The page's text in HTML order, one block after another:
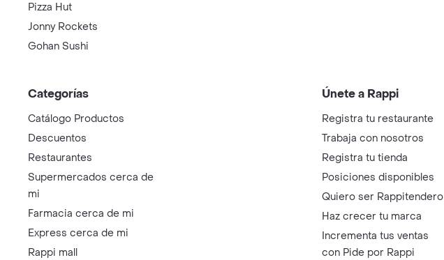
Pizza Hut
Jonny Rockets
Gohan Sushi
Categorías
Catálogo Productos
Descuentos
Restaurantes
Supermercados cerca de
mi
Farmacia cerca de mi
Express cerca de mi
Rappi mall
Únete a Rappi
Registra tu restaurante
Trabaja con nosotros
Registra tu tienda
Posiciones disponibles
Quiero ser Rappitendero
Haz crecer tu marca
Incrementa tus ventas
con Pide por Rappi